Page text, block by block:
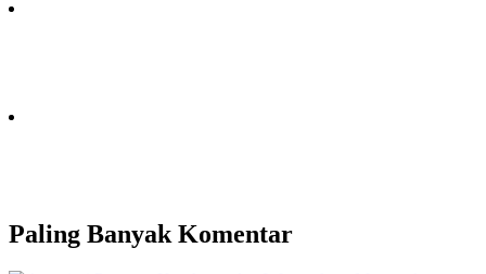
Paling Banyak Komentar